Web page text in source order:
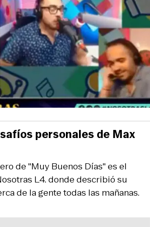
de "Muy Buenos Días" es el
L4. donde describió su
de la gente todas las mañanas.
personales de Max